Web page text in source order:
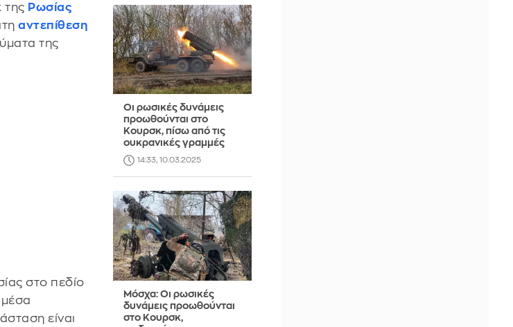
της Ρωσίας
αντεπίθεση
της
στο πεδίο
είναι
Οι ρωσικές δυνάμεις
προωθούνται στο
Κουρσκ, πίσω από τις
ουκρανικές γραμμές
14:33, 10.03.2025
Μόσχα: Οι ρωσικές
δυνάμεις προωθούνται
στο Κουρσκ,